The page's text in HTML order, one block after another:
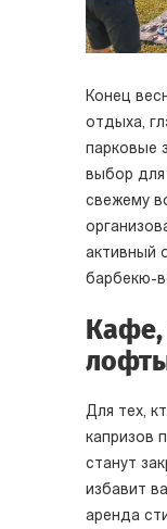
Конец
отдыха,
парковые
выбор для
свежему
активный
барбекю-
Кафе,
Для тех,
капризов
станут
избавит
аренда